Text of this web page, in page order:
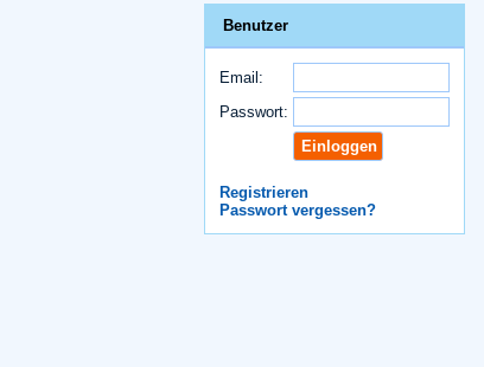
Benutzer
Email:
Passwort:
Registrieren
Passwort vergessen?